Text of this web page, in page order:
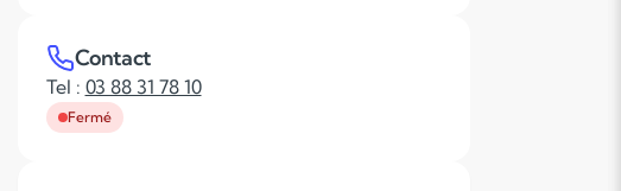
Contact
Tel : 03 88 31 78 10
Fermé